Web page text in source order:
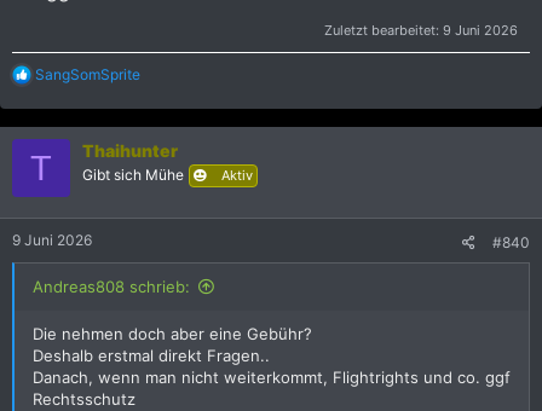
Zuletzt bearbeitet: 9 Juni 2026
R
a
k
n
:
SangSomSprite
T Thaihunter
Gibt sich Mühe Aktiv
9 Juni 2026 #840
Andreas808 schrieb:
Die nehmen doch aber eine Gebühr?
Deshalb erstmal direkt Fragen..
Danach, wenn man nicht weiterkommt, Flightrights und co. ggf
Rechtsschutz